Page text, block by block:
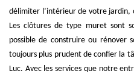
délimiter l’intérieur de votre jardin,
Les clôtures de type muret sont
possible de construire ou rénover
toujours plus prudent de confier la
Luc. Avec les services que notre